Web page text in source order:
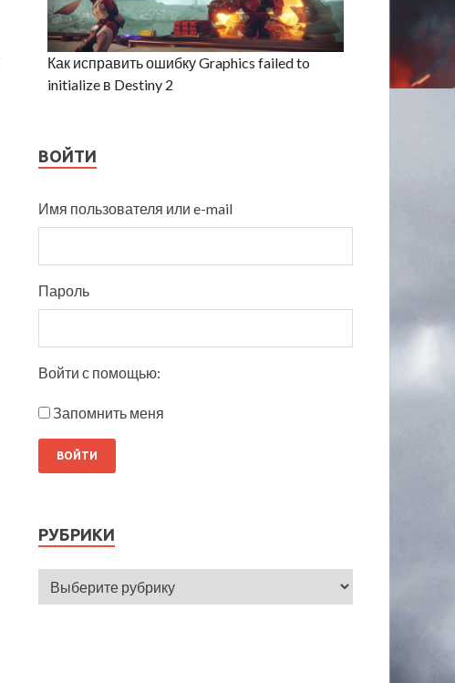
Как исправить ошибку Graphics failed to
initialize в Destiny 2
ВОЙТИ
Имя пользователя или e-mail
Пароль
Войти с помощью:
Запомнить меня
РУБРИКИ